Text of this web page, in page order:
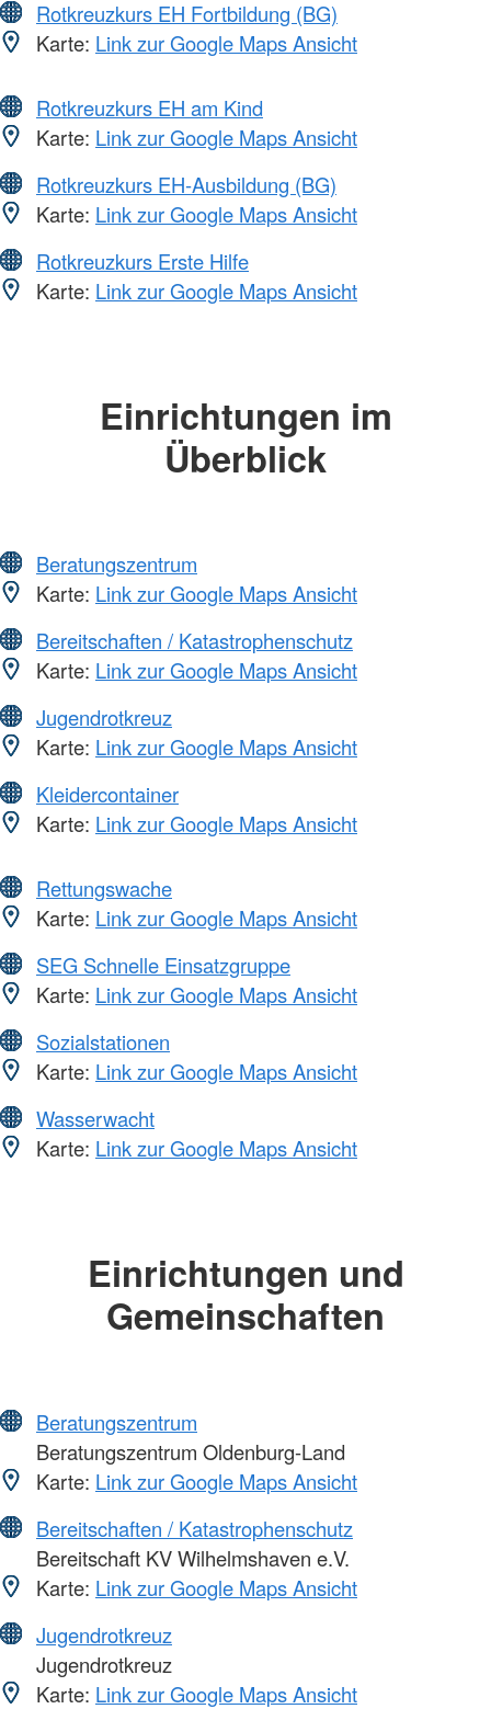
Rotkreuzkurs EH Fortbildung (BG)
Karte: Link zur Google Maps Ansicht
Rotkreuzkurs EH am Kind
Karte: Link zur Google Maps Ansicht
Rotkreuzkurs EH-Ausbildung (BG)
Karte: Link zur Google Maps Ansicht
Rotkreuzkurs Erste Hilfe
Karte: Link zur Google Maps Ansicht
Einrichtungen im
Überblick
Beratungszentrum
Karte: Link zur Google Maps Ansicht
Bereitschaften / Katastrophenschutz
Karte: Link zur Google Maps Ansicht
Jugendrotkreuz
Karte: Link zur Google Maps Ansicht
Kleidercontainer
Karte: Link zur Google Maps Ansicht
Rettungswache
Karte: Link zur Google Maps Ansicht
SEG Schnelle Einsatzgruppe
Karte: Link zur Google Maps Ansicht
Sozialstationen
Karte: Link zur Google Maps Ansicht
Wasserwacht
Karte: Link zur Google Maps Ansicht
Einrichtungen und
Gemeinschaften
Beratungszentrum
Beratungszentrum Oldenburg-Land
Karte: Link zur Google Maps Ansicht
Bereitschaften / Katastrophenschutz
Bereitschaft KV Wilhelmshaven e.V.
Karte: Link zur Google Maps Ansicht
Jugendrotkreuz
Jugendrotkreuz
Karte: Link zur Google Maps Ansicht